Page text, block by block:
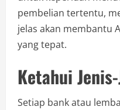
pembelian tertentu,
jelas akan membantu
yang tepat.
Ketahui
Setiap bank atau